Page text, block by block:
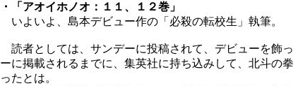
・「アオイホノオ：１１、１２巻」
いよいよ、島本デビュー作の「必殺の転校生」執筆。
読者としては、サンデーに投稿されて、デビューを飾
ーに掲載されるまでに、集英社に持ち込みして、北斗の
ったとは。